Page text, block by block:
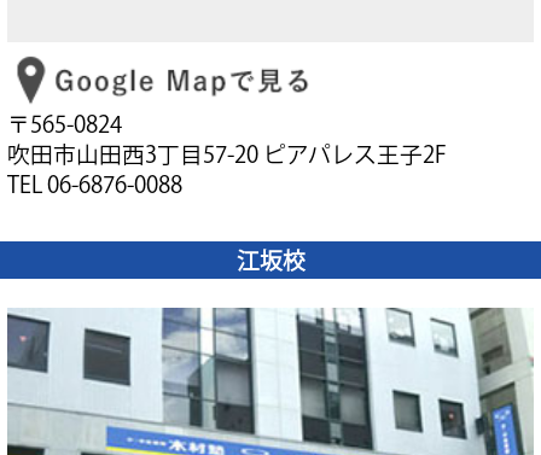
〒565-0824
吹田市山田西3丁目57-20 ピアパレス王子2F
TEL 06-6876-0088
江坂校